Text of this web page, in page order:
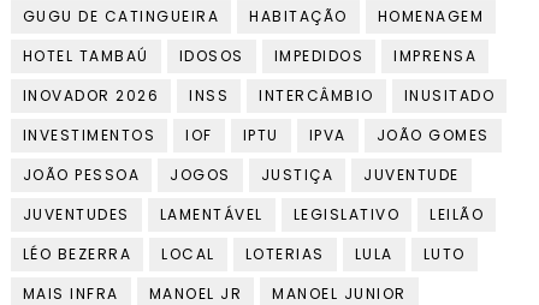
GUGU DE CATINGUEIRA
HABITAÇÃO
HOMENAGEM
HOTEL TAMBAÚ
IDOSOS IMPEDIDOS
IMPRENSA
INOVADOR 2026
INSS INTERCÂMBIO
INUSITADO
INVESTIMENTOS
IOF IPTU IPVA
JOÃO GOMES
JOÃO PESSOA
JOGOS JUSTIÇA
JUVENTUDE
JUVENTUDES
LAMENTÁVEL LEGISLATIVO
LEILÃO
LÉO BEZERRA
LOCAL LOTERIAS LULA
LUTO
MAIS INFRA
MANOEL JR
MANOEL JUNIOR